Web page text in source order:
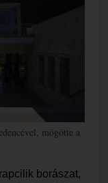
mögötte a
borászat,